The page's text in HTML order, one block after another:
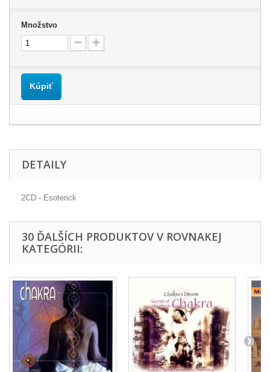
Množstvo
Kúpiť
DETAILY
2CD - Esoterick
30 ĎALŠÍCH PRODUKTOV V ROVNAKEJ
KATEGÓRII: